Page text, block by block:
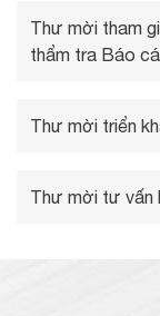
Thư mời tham
thẩm tra Báo
Thư mời triển
Thư mời tư vấn